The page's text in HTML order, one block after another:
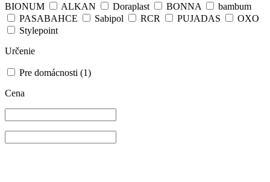
BIONUM ALKAN Doraplast BONNA
bambum
PASABAHCE
Sabipol RCR PUJADAS
OXO
Stylepoint
Určenie
Pre domácnosti (1)
Cena